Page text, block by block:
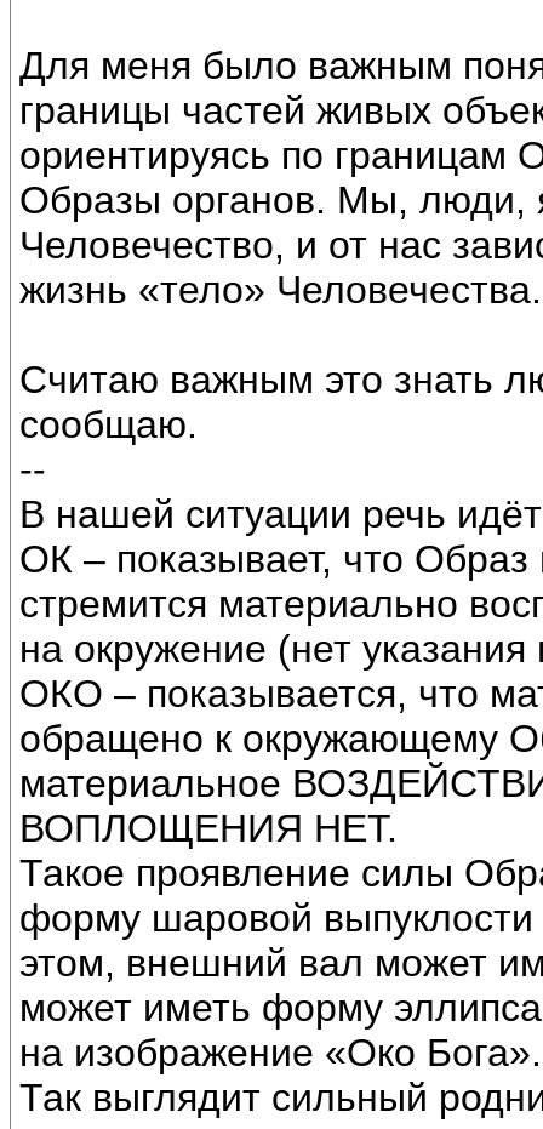
Для меня было важным
границы частей живых
ориентируясь по границам
Образы органов. Мы, люди,
Человечество, и от нас
жизнь «тело» Человечества.
Считаю важным это знать
сообщаю.
--
В нашей ситуации речь
ОК – показывает, что
стремится материально
на окружение (нет
ОКО – показывается, что
обращено к окружающему
материальное
ВОПЛОЩЕНИЯ НЕТ.
Такое проявление силы
форму шаровой
этом, внешний вал может
может иметь форму
на изображение «Око Бога».
Так выглядит сильный